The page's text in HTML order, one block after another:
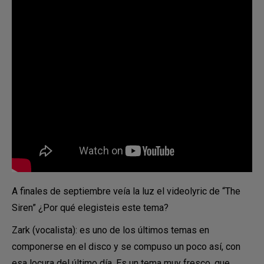
A finales de septiembre veía la luz el videolyric de “The
Siren” ¿Por qué elegisteis este tema?
Zark (vocalista): es uno de los últimos temas en
componerse en el disco y se compuso un poco así, con